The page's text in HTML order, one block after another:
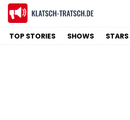
TOP STORIES SHOWS STARS